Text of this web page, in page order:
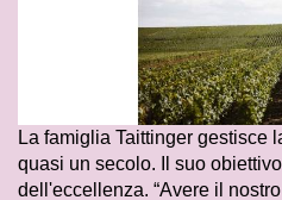
La famiglia Taittinger gestisce
quasi un secolo. Il suo
dell'eccellenza. “Avere il